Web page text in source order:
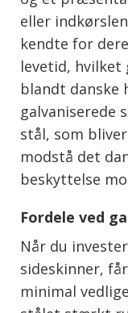
eller
kendte for
levetid,
blandt danske
galvaniserede
stål, som
modstå det
beskyttelse
Fordele ved
Når du
sideskinner,
minimal